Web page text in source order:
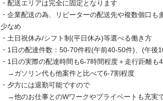
・配送エリアは完全に固定となります
・企業配送の為、リピーターの配送先や複数個口も
少なめ
・土日祝休み/シフト制(平日休み)等選べる働き方
・1日の配達件数：50-70件程(午前40-50件)、(午後
・1日の実際の配達時間も6-7時間程度＋走行距離も
→ガソリン代も他案件と比べて6-7割程度
・夕方には退勤可能ですので
→他のお仕事とのWワークやプライベートも充実